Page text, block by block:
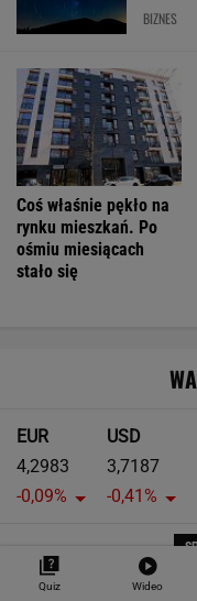
BIZNES
Coś właśnie pękło na
rynku mieszkań. Po
ośmiu miesiącach
stało się
EUR
4,2983
-0,09%
USD
3,7187
-0,41%
Quiz Wideo